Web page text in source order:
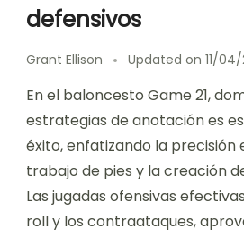
defensivos
Grant Ellison Updated on 11/
En el baloncesto Game 21,
estrategias de anotación es
éxito, enfatizando la precisión
trabajo de pies y la creación
Las jugadas ofensivas
roll y los contraataques,